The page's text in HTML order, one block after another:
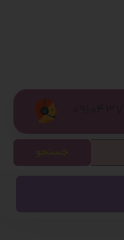
جستجو